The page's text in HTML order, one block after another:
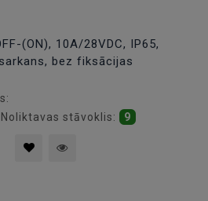
(ON), 10A/28VDC, IP65,
bez fiksācijas
Noliktavas stāvoklis: 9